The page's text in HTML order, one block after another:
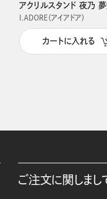
アクリルスタンド 夜乃
I.ADORE（アイアドア）
カートに入れる
ご注文に関しまし